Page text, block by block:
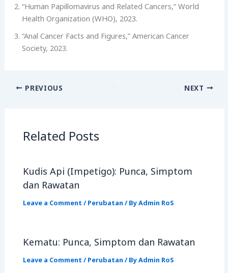
“Human Papillomavirus and Related Cancers,” World
Health Organization (WHO), 2023.
“Anal Cancer Facts and Figures,” American Cancer
Society, 2023.
PREVIOUS NEXT
Related Posts
Kudis Api (Impetigo): Punca, Simptom
dan Rawatan
Leave a Comment / Perubatan / ByAdmin RoS
Kematu: Punca, Simptom dan Rawatan
Leave a Comment / Perubatan / ByAdmin RoS